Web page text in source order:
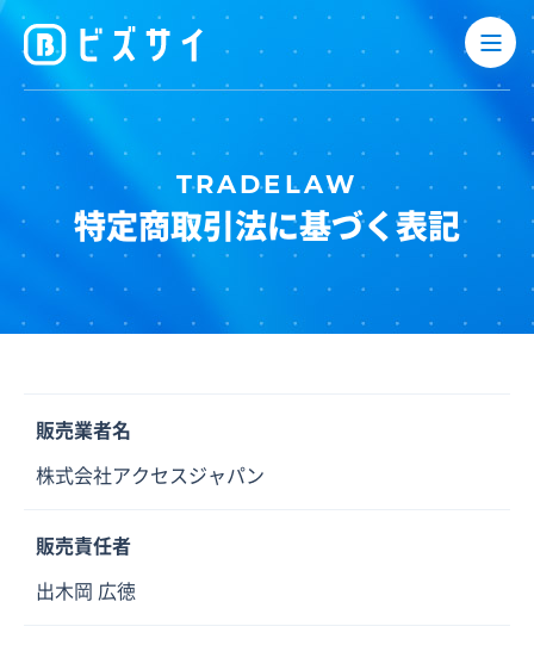
特定商取引法に基づく表記
販売業者名
株式会社アクセスジャパン
販売責任者
出木岡 広徳